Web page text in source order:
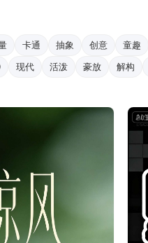
卡通 抽象 创意 童趣
现代 活泼 豪放 解构